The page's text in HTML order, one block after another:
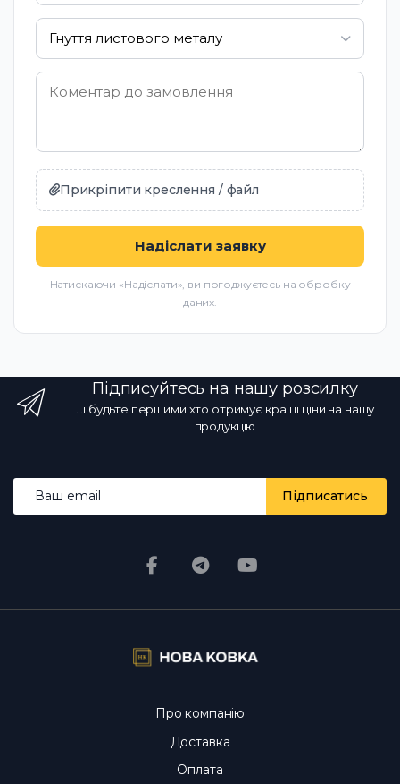
Гнуття листового металу
Прикріпити креслення / файл
Надіслати заявку
Натискаючи «Надіслати», ви погоджуєтесь на обробку
даних.
Підписуйтесь на нашу розсилку
...і будьте першими хто отримує кращі ціни на нашу
продукцію
Підписатись
Про компанію
Доставка
Оплата